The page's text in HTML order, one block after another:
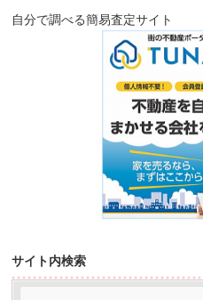
自分で調べる簡易査定サイト
サイト内検索